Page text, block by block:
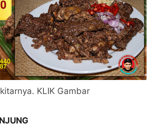
KLIK Gambar